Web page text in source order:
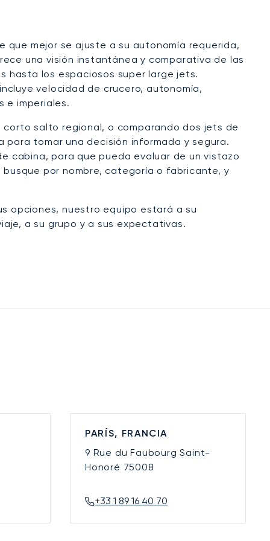
que mejor se ajuste a su autonomía requerida,
una visión instantánea y comparativa de las
hasta los espaciosos super large jets.
velocidad de crucero, autonomía,
e imperiales.
salto regional, o comparando dos jets de
tomar una decisión informada y segura.
cabina, para que pueda evaluar de un vistazo
por nombre, categoría o fabricante, y
opciones, nuestro equipo estará a su
a su grupo y a sus expectativas.
PARÍS, FRANCIA
9 Rue du Faubourg Saint-
Honoré 75008
+33 1 89 16 40 70